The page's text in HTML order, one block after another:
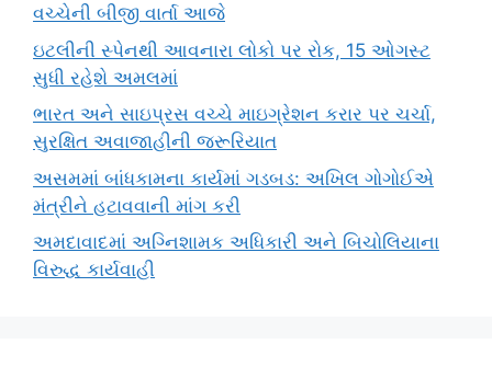
વચ્ચેની બીજી વાર્તા આજે
ઇટલીની સ્પેનથી આવનારા લોકો પર રોક, 15 ઓગસ્ટ
સુધી રહેશે અમલમાં
ભારત અને સાઇપ્રસ વચ્ચે માઇગ્રેશન કરાર પર ચર્ચા,
સુરક્ષિત અવાજાહીની જરૂરિયાત
અસમમાં બાંધકામના કાર્યમાં ગડબડ: અખિલ ગોગોઈએ
મંત્રીને હટાવવાની માંગ કરી
અમદાવાદમાં અગ્નિશામક અધિકારી અને બિચોલિયાના
વિરુદ્ધ કાર્યવાહી